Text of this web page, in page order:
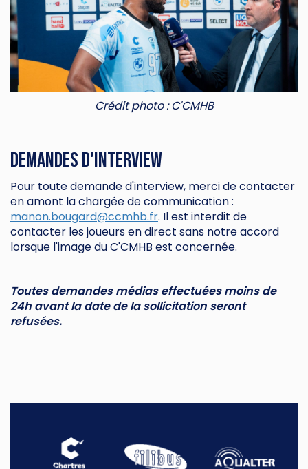
Crédit photo : C'CMHB
Demandes d'interview
Pour toute demande d'interview, merci de contacter
en amont la chargée de communication :
manon.bougard@ccmhb.fr. Il est interdit de
contacter les joueurs en direct sans notre accord
lorsque l'image du C'CMHB est concernée.
Toutes demandes médias effectuées moins de
24h avant la date de la sollicitation seront
refusées.